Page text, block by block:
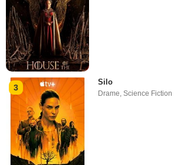
3
Silo
Drame,Science Fiction